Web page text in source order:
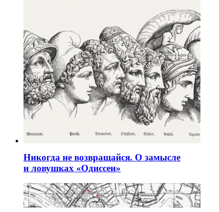
Никогда не возвращайся. О замысле
и ловушках «Одиссеи»